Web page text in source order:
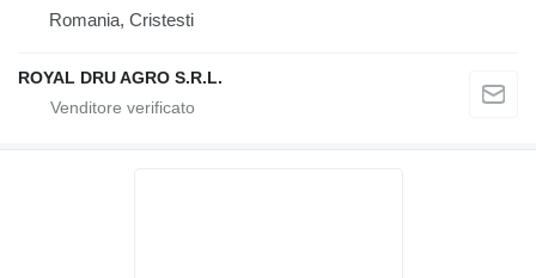
Romania, Cristesti
ROYAL DRU AGRO S.R.L.